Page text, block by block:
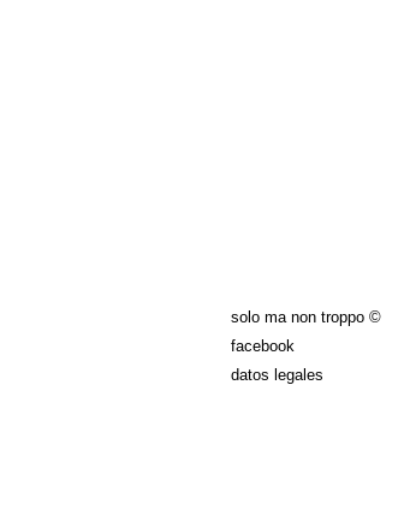
solo ma non troppo ©
facebook
datos legales